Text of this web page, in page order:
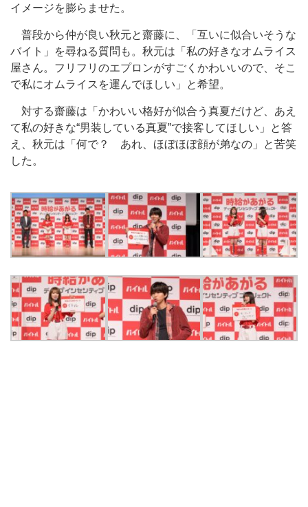
イメージを膨らませた。
普段から仲が良い秋元と齋藤に、「互いに似合いそうな
バイト」を尋ねる質問も。秋元は「私の好きなオムライス
屋さん。フリフリのエプロンがすごくかわいいので、そこ
で私にオムライスを運んでほしい」と希望。
対する齋藤は「かわいい格好が似合う真夏だけど、あえ
て私の好きな“男装している真夏”で接客してほしい」と答
え、秋元は「何で？ あれ、ほぼほぼ顔が弟なの」と苦笑
した。